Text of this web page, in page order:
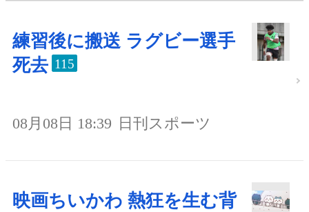
練習後に搬送 ラグビー選手
死去 115
08月08日 18:39 日刊スポーツ
映画ちいかわ 熱狂を生む背